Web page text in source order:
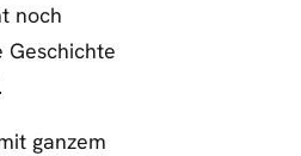
noch
Geschichte
ganzem